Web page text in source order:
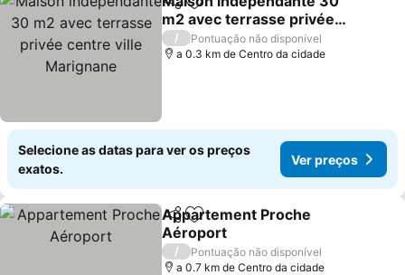
PartilharAdicionar aos favoritos
m2 avec terrasse privée
centre ville Marignane
Ver preços
/
Pontuação não disponível
a 0.3 km de Centro da cidade
Selecione as datas para ver os preços
exatos.
Ver preços
PartilharAdicionar aos favoritos
Appartement Proche
Aéroport
Ver preços
/
Pontuação não disponível
a 0.7 km de Centro da cidade